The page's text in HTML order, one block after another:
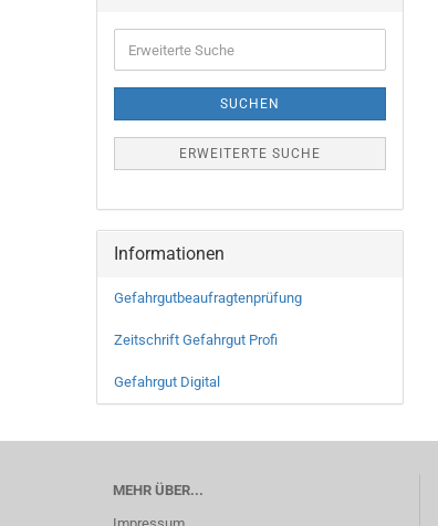
SUCHEN
ERWEITERTE SUCHE
Informationen
Gefahrgutbeaufragtenprüfung
Zeitschrift Gefahrgut Profi
Gefahrgut Digital
MEHR ÜBER...